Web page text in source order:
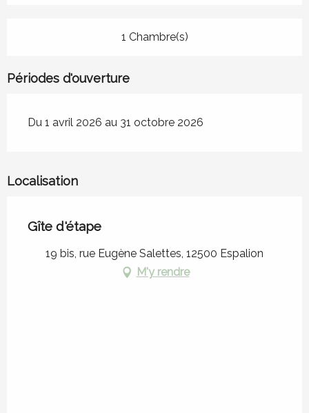
1 Chambre(s)
Périodes d'ouverture
Du 1 avril 2026 au 31 octobre 2026
Localisation
Gîte d'étape
19 bis, rue Eugène Salettes, 12500 Espalion
M'y rendre